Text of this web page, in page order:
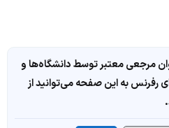
مرجعی معتبر توسط دانشگاه‌ها و
رفرنس به این صفحه می‌توانید از